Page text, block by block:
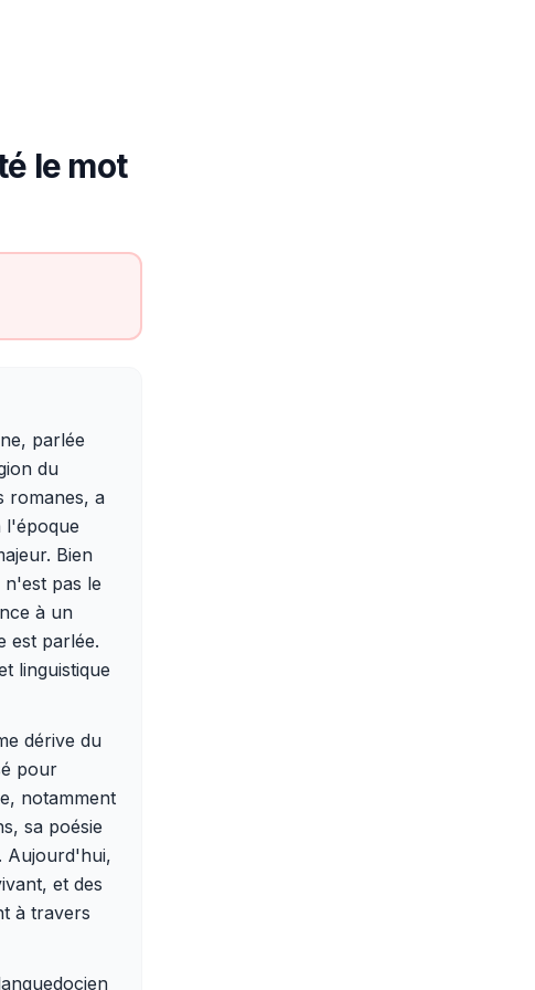
le mot
parlée
du
romanes, a
l'époque
Bien
pas le
à un
est parlée.
linguistique
dérive du
pour
notamment
sa poésie
Aujourd'hui,
et des
à travers